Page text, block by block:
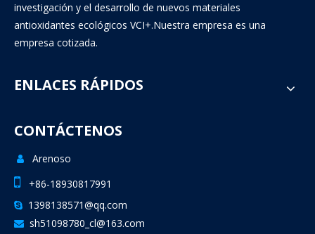
investigación y el desarrollo de nuevos materiales
antioxidantes ecológicos VCI+.Nuestra empresa es una
empresa cotizada.
ENLACES RÁPIDOS
CONTÁCTENOS
 Arenoso
+86-18930817991
 1398138571@qq.com
 sh51098780_cl@163.com